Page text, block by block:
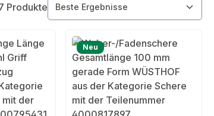
Produkte
Neu